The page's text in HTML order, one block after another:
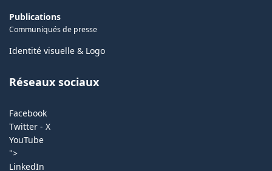
Publications
Communiqués de presse
Identité visuelle & Logo
Réseaux sociaux
Facebook
Twitter - X
YouTube
">
LinkedIn